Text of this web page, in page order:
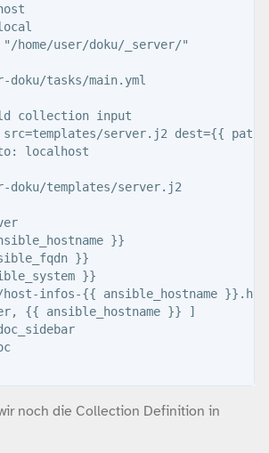
home/user/doku/_server/"
tasks/main.yml
collection input
server.j2 dest={{
localhost
templates/server.j2
}}
}}
}}
infos-{{ ansible_hostname
{{ ansible_hostname }} ]
noch die Collection Definition in